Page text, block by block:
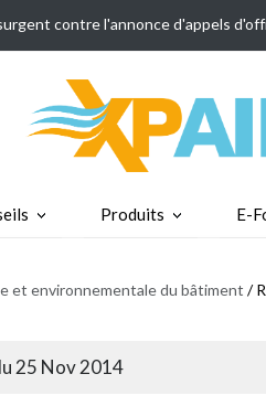
contre l'annonce d'appels
Produits E-
et environnementale du bâtiment /
25 Nov 2014